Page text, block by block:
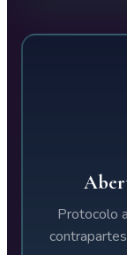
Protocolo